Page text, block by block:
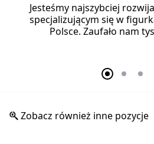
Jesteśmy najszybciej
specjalizującym się w
Polsce. Zaufało nam
Zobacz również inne pozycje